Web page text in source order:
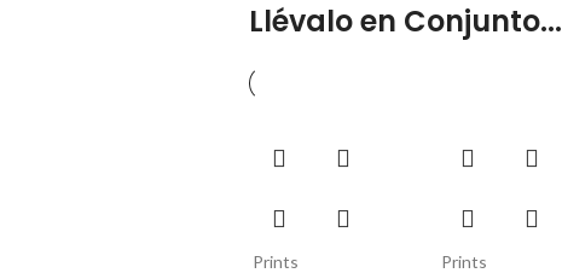
Llévalo en Conjunto...
Prints Prints